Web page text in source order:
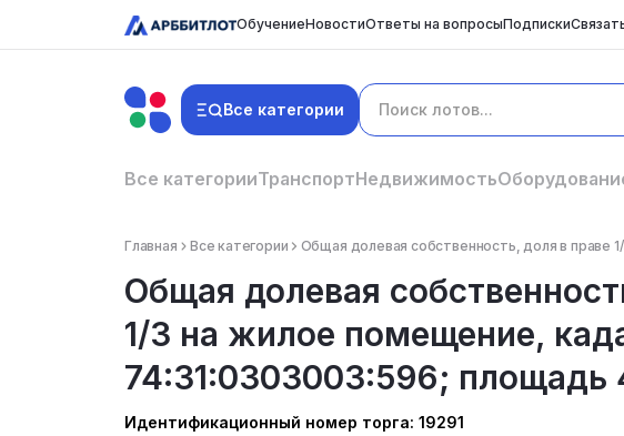
ОбучениеНовостиОтветы на вопросыПодписки
Все категории
Все категорииТранспортНедвижимость
Главная Все категории Общая долевая собственность, доля в праве
Общая долевая
1/3 на жилое помещение,
74:31:0303003:596; площадь
Идентификационный номер торга: 19291